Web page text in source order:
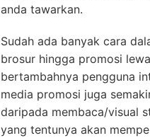
anda tawarkan.
Sudah ada banyak cara
brosur hingga promosi
bertambahnya pengguna
media promosi juga
daripada membaca/visual
yang tentunya akan